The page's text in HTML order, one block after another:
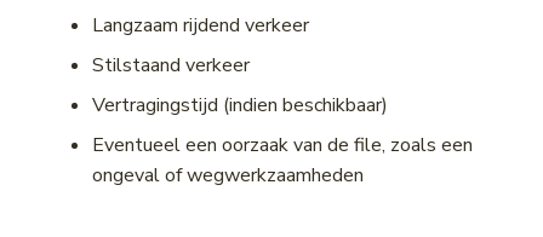
Langzaam rijdend verkeer
Stilstaand verkeer
Vertragingstijd (indien beschikbaar)
Eventueel een oorzaak van de file, zoals een
ongeval of wegwerkzaamheden